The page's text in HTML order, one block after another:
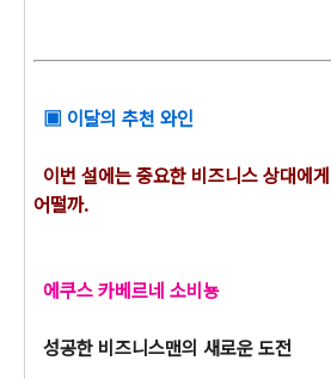
▣ 이달의 추천 와인
이번 설에는 중요한 비즈니스 상대에
어떨까.
에쿠스 카베르네 소비뇽
성공한 비즈니스맨의 새로운 도전